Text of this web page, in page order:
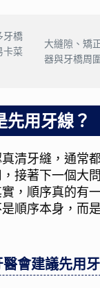
牙橋
卡菜
大縫隙、矯
器與牙橋周
先用牙線？
清牙縫，通常
接著下一個大
，順序真的有
順序本身，而
會建議先用